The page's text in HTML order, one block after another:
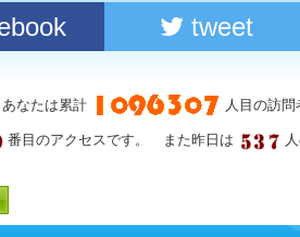
tweet
なたは累計 人目の訪
番目のアクセスです。 また昨日は